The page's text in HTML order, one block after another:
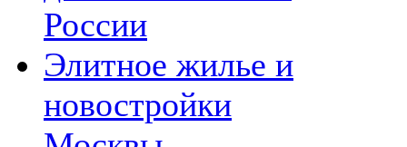
России
Элитное жилье и
новостройки